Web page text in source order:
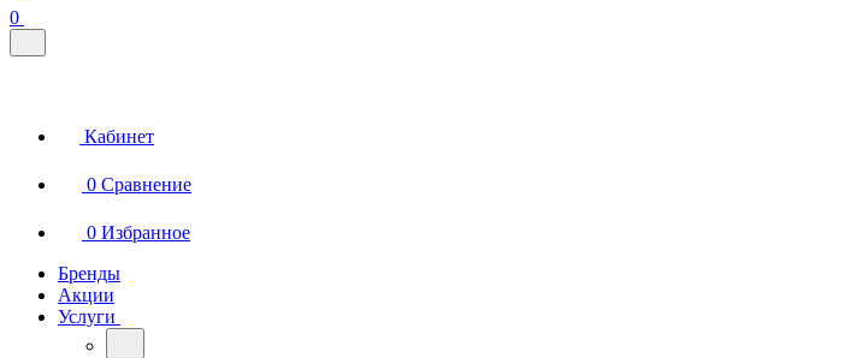
0
Кабинет
0 Сравнение
0 Избранное
Бренды
Акции
Услуги